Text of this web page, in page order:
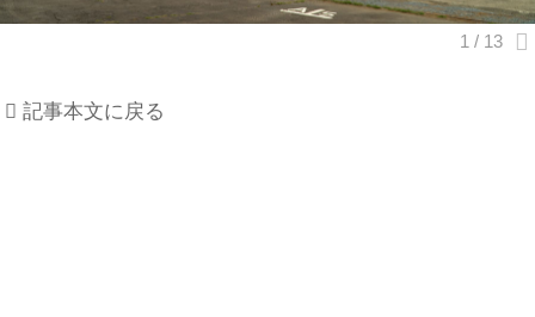
記事本文に戻る